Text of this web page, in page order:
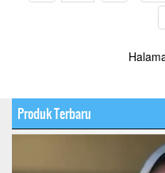
Produk Terbaru